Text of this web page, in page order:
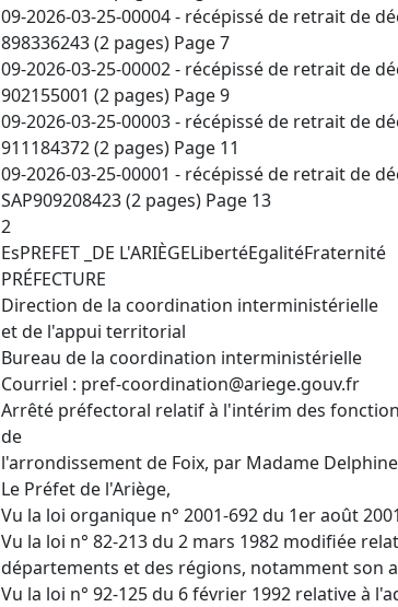
09-2026-03-25-00004 - récépissé de retrait de
898336243 (2 pages) Page 7
09-2026-03-25-00002 - récépissé de retrait de
902155001 (2 pages) Page 9
09-2026-03-25-00003 - récépissé de retrait de
911184372 (2 pages) Page 11
09-2026-03-25-00001 - récépissé de retrait de
SAP909208423 (2 pages) Page 13
2
EsPREFET _DE L'ARIÈGELibertéEgalitéFraternité
PRÉFECTURE
Direction de la coordination interministérielle
et de l'appui territorial
Bureau de la coordination interministérielle
Courriel : pref-coordination@ariege.gouv.fr
Arrêté préfectoral relatif à l'intérim des
de
l'arrondissement de Foix, par Madame Delphine
Le Préfet de l'Ariège,
Vu la loi organique n° 2001-692 du 1er août
Vu la loi n° 82-213 du 2 mars 1982 modifiée
départements et des régions, notamment son
Vu la loi n° 92-125 du 6 février 1992 relative à